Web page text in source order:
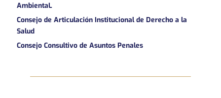
AmbientaL
Consejo de Articulación Institucional de Derecho a la
Salud
Consejo Consultivo de Asuntos Penales